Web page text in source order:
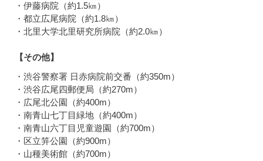
・伊藤病院（約1.5㎞）
・都立広尾病院（約1.8㎞）
・北里大学北里研究所病院（約2.0㎞）
【その他】
・渋谷警察署 日赤病院前交番（約350m）
・渋谷広尾四郵便局（約270m）
・広尾北公園（約400m）
・南青山七丁目緑地（約400m）
・南青山六丁目児童遊園（約700m）
・区立笄公園（約900m）
・山種美術館（約700m）